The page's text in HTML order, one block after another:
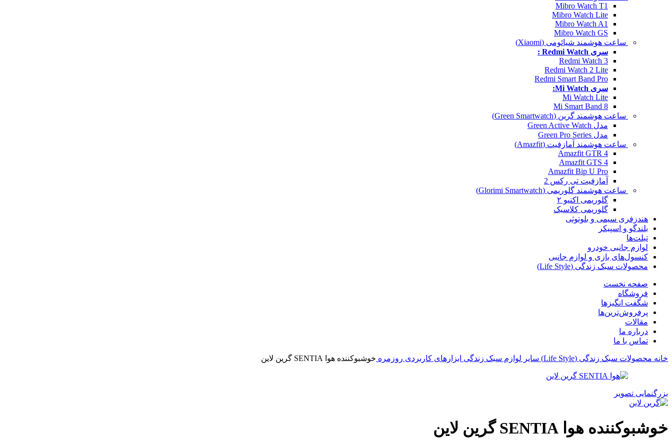
Mibro Watch T1
Mibro Watch Lite
Mibro Watch A1
Mibro Watch GS
ساعت هوشمند شیائومی (Xiaomi)
سری Redmi Watch :
Redmi Watch 3
Redmi Watch 2 Lite
Redmi Smart Band Pro
سری Mi Watch:
Mi Watch Lite
Mi Smart Band 8
ساعت هوشمند گرین (Green Smartwatch)
مدل Green Active Watch
مدل Green Pro Series
ساعت هوشمند آمازفیت (Amazfit)
Amazfit GTR 4
Amazfit GTS 4
Amazfit Bip U Pro
آمازفیت تی رکس 2
ساعت هوشمند گلوریمی (Glorimi Smartwatch)
گلوریمی اکتیو ۲
گلوریمی کلاسیک
هندزفری سیمی و بلوتوثی
بلندگو و اسپیکر
تبلت‌ها
لوازم جانبی خودرو
کنسول‌های بازی و لوازم جانبی
محصولات سبک زندگی (Life Style)
صفحه نخست
فروشگاه
شگفت انگیزها
پرفروش‌ترین‌ها
مقالات
درباره ما
تماس با ما
خانه محصولات سبک زندگی (Life Style) سایر لوازم سبک زندگی ابزارهای کاربردی روزمره خوشبوکننده هوا SENTIA گرین لاین
بزرگنمایی تصویر
خوشبوکننده هوا SENTIA گرین لاین